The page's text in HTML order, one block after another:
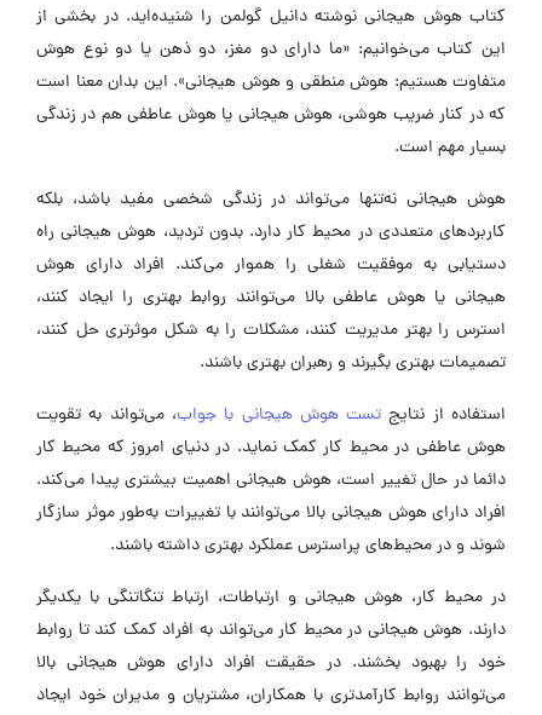
کتاب هوش هیجانی نوشته دانیل گولمن را شنیده‌اید. در بخشی از
این کتاب می‌خوانیم: «ما دارای دو مغز، دو ذهن یا دو نوع هوش
متفاوت هستیم: هوش منطقی و هوش هیجانی». این بدان معنا است
که در کنار ضریب هوشی، هوش هیجانی یا هوش عاطفی هم در زندگی
بسیار مهم است.
هوش هیجانی نه‌تنها می‌تواند در زندگی شخصی مفید باشد، بلکه
کاربردهای متعددی در محیط کار دارد. بدون تردید، هوش هیجانی راه
دستیابی به موفقیت شغلی را هموار می‌کند. افراد دارای هوش
هیجانی یا هوش عاطفی بالا می‌توانند روابط بهتری را ایجاد کنند،
استرس را بهتر مدیریت کنند، مشکلات را به شکل موثرتری حل کنند،
تصمیمات بهتری بگیرند و رهبران بهتری باشند.
استفاده از نتایج تست هوش هیجانی با جواب، می‌تواند به تقویت
هوش عاطفی در محیط کار کمک نماید. در دنیای امروز که محیط کار
دائما در حال تغییر است، هوش هیجانی اهمیت بیشتری پیدا می‌کند.
افراد دارای هوش هیجانی بالا می‌توانند با تغییرات به‌طور موثر سازگار
شوند و در محیط‌های پراسترس عملکرد بهتری داشته باشند.
در محیط کار، هوش هیجانی و ارتباطات، ارتباط تنگاتنگی با یکدیگر
دارند. هوش هیجانی در محیط کار می‌تواند به افراد کمک کند تا روابط
خود را بهبود بخشند. در حقیقت افراد دارای هوش هیجانی بالا
می‌توانند روابط کارآمدتری با همکاران، مشتریان و مدیران خود ایجاد